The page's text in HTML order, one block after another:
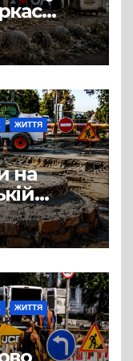
ЖИТТЯ
на
із
ЖИТТЯ